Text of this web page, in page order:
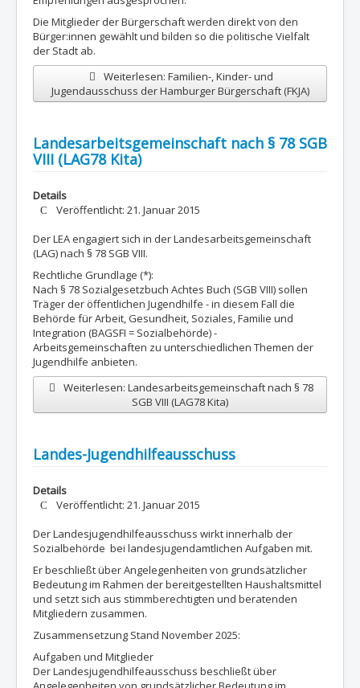
Die Mitglieder der Bürgerschaft werden direkt von den
Bürger:innen gewählt und bilden so die politische Vielfalt
der Stadt ab.
Weiterlesen: Familien-, Kinder- und
Jugendausschuss der Hamburger Bürgerschaft (FKJA)
Landesarbeitsgemeinschaft nach § 78 SGB
VIII (LAG78 Kita)
Details
Veröffentlicht: 21. Januar 2015
Der LEA engagiert sich in der Landesarbeitsgemeinschaft
(LAG) nach § 78 SGB VIII.
Rechtliche Grundlage (*):
Nach § 78 Sozialgesetzbuch Achtes Buch (SGB VIII) sollen
Träger der öffentlichen Jugendhilfe - in diesem Fall die
Behörde für Arbeit, Gesundheit, Soziales, Familie und
Integration (BAGSFI = Sozialbehörde) -
Arbeitsgemeinschaften zu unterschiedlichen Themen der
Jugendhilfe anbieten.
Weiterlesen: Landesarbeitsgemeinschaft nach § 78
SGB VIII (LAG78 Kita)
Landes-Jugendhilfeausschuss
Details
Veröffentlicht: 21. Januar 2015
Der Landesjugendhilfeausschuss wirkt innerhalb der
Sozialbehörde bei landesjugendamtlichen Aufgaben mit.
Er beschließt über Angelegenheiten von grundsätzlicher
Bedeutung im Rahmen der bereitgestellten Haushaltsmittel
und setzt sich aus stimmberechtigten und beratenden
Mitgliedern zusammen.
Zusammensetzung Stand November 2025:
Aufgaben und Mitglieder
Der Landesjugendhilfeausschuss beschließt über